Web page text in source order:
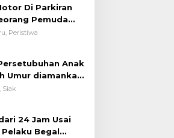
Di Parkiran
Pemuda
Polsek Bukit
Peristiwa
Anak
Umur diamankan
Polsek
Siak-Polda
Siak
24 Jam Usai
Pelaku Begal